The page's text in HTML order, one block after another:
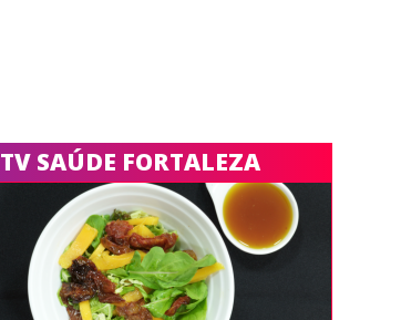
TV SAÚDE FORTALEZA